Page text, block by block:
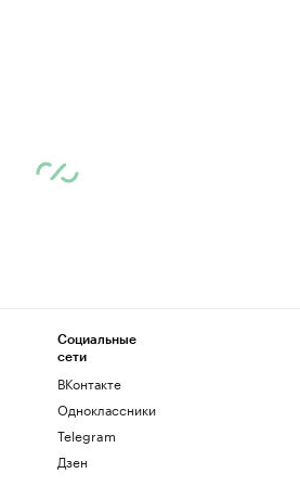
Социальные
сети
ВКонтакте
Одноклассники
Telegram
Дзен